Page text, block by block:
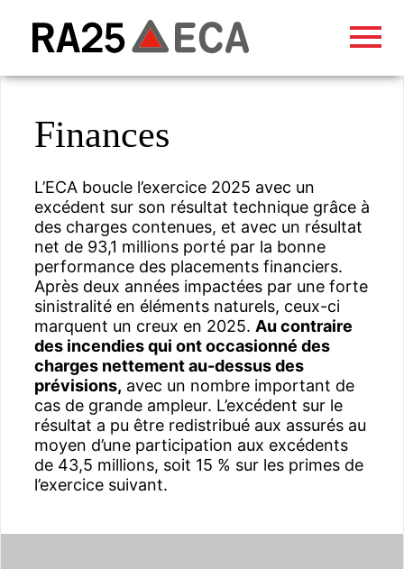
Finances
L’ECA boucle l’exercice 2025 avec un
excédent sur son résultat technique grâce à
des charges contenues, et avec un résultat
net de 93,1 millions porté par la bonne
performance des placements financiers.
Après deux années impactées par une forte
sinistralité en éléments naturels, ceux-ci
marquent un creux en 2025. Au contraire
des incendies qui ont occasionné des
charges nettement au-dessus des
prévisions, avec un nombre important de
cas de grande ampleur. L’excédent sur le
résultat a pu être redistribué aux assurés au
moyen d’une participation aux excédents
de 43,5 millions, soit 15 % sur les primes de
l’exercice suivant.